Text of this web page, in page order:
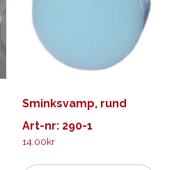
Sminksvamp, rund
Art-nr: 290-1
14.00kr